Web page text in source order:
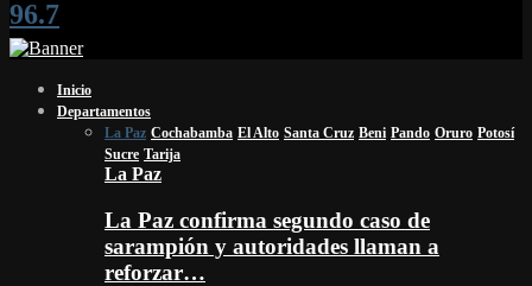
Inicio
Departamentos
La Paz Cochabamba El Alto Santa Cruz Beni Pando Oruro Potosí
Sucre Tarija
La Paz
La Paz confirma segundo caso de
sarampión y autoridades llaman a
reforzar…